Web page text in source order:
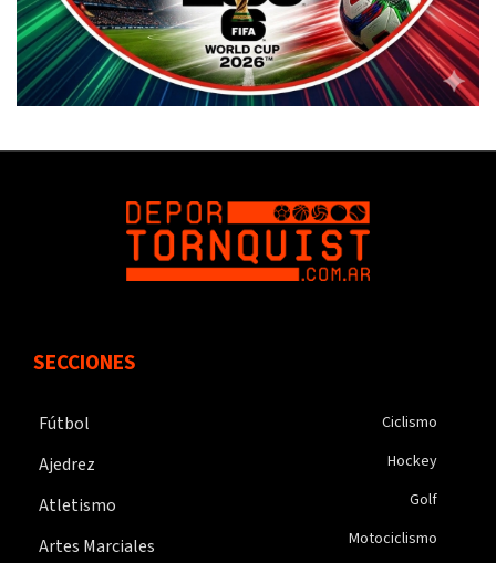
SECCIONES
Fútbol
Ajedrez
Atletismo
Artes Marciales
Ciclismo
Hockey
Golf
Motociclismo